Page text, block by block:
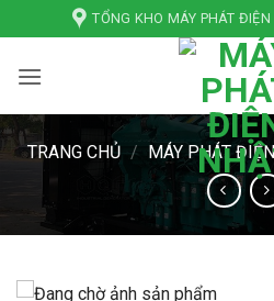
qua
nội
TỔNG KHO MÁY PHÁT ĐIỆN
TRANG CHỦ / MÁY PHÁT